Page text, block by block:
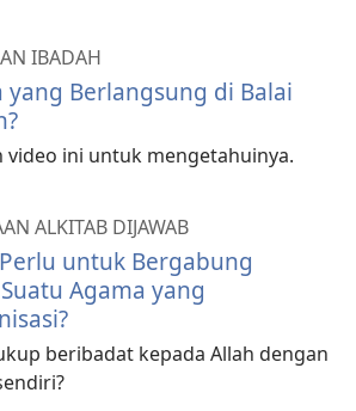
IBADAH
yang Berlangsung di Balai
video ini untuk mengetahuinya.
ALKITAB DIJAWAB
untuk Bergabung
Agama yang
beribadat kepada Allah dengan